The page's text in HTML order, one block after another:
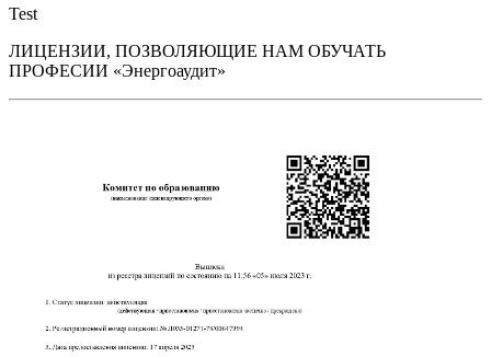
Test
ЛИЦЕНЗИИ, ПОЗВОЛЯЮЩИЕ НАМ ОБУЧАТЬ
ПРОФЕСИИ «Энергоаудит»